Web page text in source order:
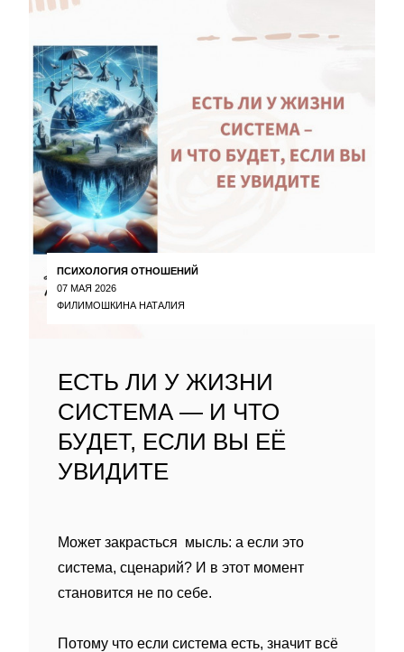
ПСИХОЛОГИЯ ОТНОШЕНИЙ
07 МАЯ 2026
ФИЛИМОШКИНА НАТАЛИЯ
ЕСТЬ ЛИ У ЖИЗНИ
СИСТЕМА — И ЧТО
БУДЕТ, ЕСЛИ ВЫ ЕЁ
УВИДИТЕ
Может закрасться мысль: а если это
система, сценарий? И в этот момент
становится не по себе.
Потому что если система есть, значит всё